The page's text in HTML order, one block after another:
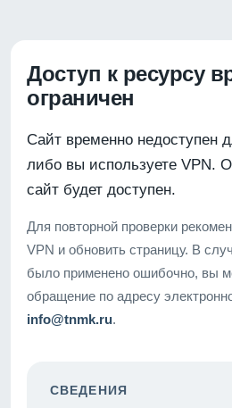
Доступ к ресурсу
ограничен
Сайт временно недоступен
либо вы используете VPN.
сайт будет доступен.
Для повторной проверки
VPN и обновить страницу. В
было применено ошибочно, вы
обращение по адресу
info@tnmk.ru.
СВЕДЕНИЯ